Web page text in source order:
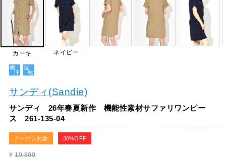
カーキ ネイビー
サンディ(Sandie)
サンディ 26年春夏新作 機能性素材サファリワンピー
ス 261-135-04
クーポン対象 30%OFF
¥ 19,800